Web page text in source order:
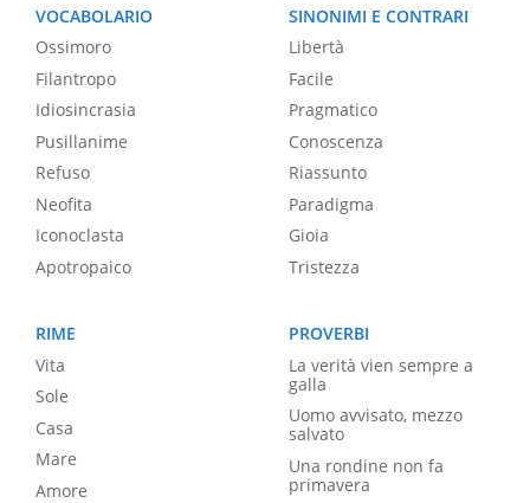
VOCABOLARIO
Ossimoro
Filantropo
Idiosincrasia
Pusillanime
Refuso
Neofita
Iconoclasta
Apotropaico
SINONIMI E CONTRARI
Libertà
Facile
Pragmatico
Conoscenza
Riassunto
Paradigma
Gioia
Tristezza
RIME
Vita
Sole
Casa
Mare
Amore
PROVERBI
La verità vien sempre a
galla
Uomo avvisato, mezzo
salvato
Una rondine non fa
primavera